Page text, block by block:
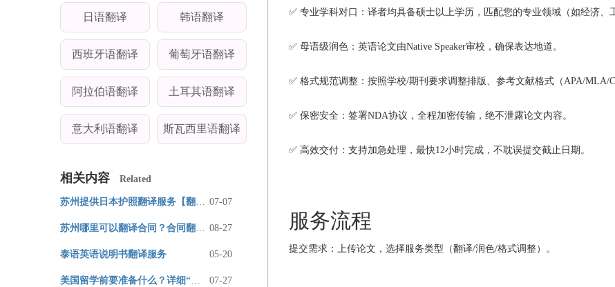
日语翻译 韩语翻译
西班牙语翻译 葡萄牙语翻译
阿拉伯语翻译 土耳其语翻译
意大利语翻译 斯瓦西里语翻译
相关内容 Related
苏州提供日本护照翻译服务【翻译公司公证认证盖章标准】 07-07
苏州哪里可以翻译合同？合同翻译价格？ 08-27
泰语英语说明书翻译服务 05-20
美国留学前要准备什么？详细“行前攻略”为您奉上！ 07-27
✅ 专业学科对口：译者均具备硕士以上学历，匹配您的专业领域（如经济、
✅ 母语级润色：英语论文由Native Speaker审校，确保表达地道。
✅ 格式规范调整：按照学校/期刊要求调整排版、参考文献格式（APA/MLA/
✅ 保密安全：签署NDA协议，全程加密传输，绝不泄露论文内容。
✅ 高效交付：支持加急处理，最快12小时完成，不耽误提交截止日期。
服务流程
提交需求：上传论文，选择服务类型（翻译/润色/格式调整）。